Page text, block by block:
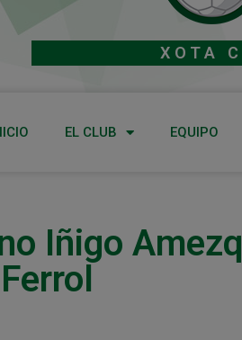
XOTA
EL CLUB EQUIPO
Iñigo